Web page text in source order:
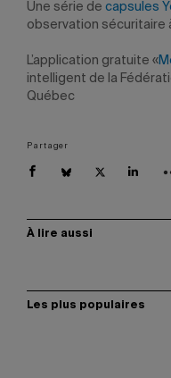
Une série de capsules
observation sécuritaire
L’application gratuite «
intelligent de la
Québec
Partager
À lire aussi
Les plus populaires